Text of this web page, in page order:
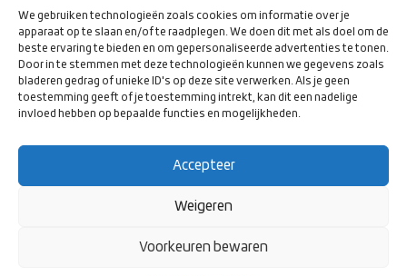
We gebruiken technologieën zoals cookies om informatie over je
apparaat op te slaan en/of te raadplegen. We doen dit met als doel om de
beste ervaring te bieden en om gepersonaliseerde advertenties te tonen.
Door in te stemmen met deze technologieën kunnen we gegevens zoals
bladeren gedrag of unieke ID's op deze site verwerken. Als je geen
toestemming geeft of je toestemming intrekt, kan dit een nadelige
invloed hebben op bepaalde functies en mogelijkheden.
Accepteer
Weigeren
Voorkeuren bewaren